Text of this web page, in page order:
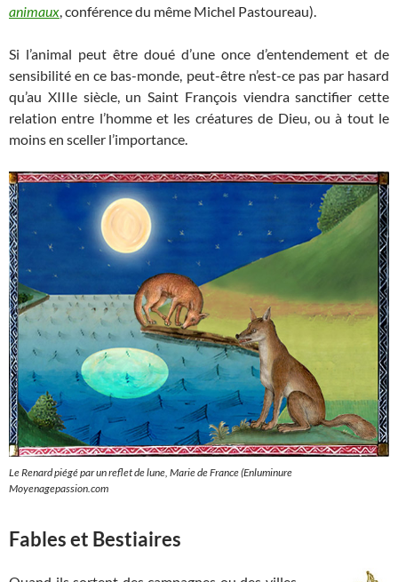
animaux, conférence du même Michel Pastoureau).
Si l’animal peut être doué d’une once d’entendement et de
sensibilité en ce bas-monde, peut-être n’est-ce pas par hasard
qu’au XIIIe siècle, un Saint François viendra sanctifier cette
relation entre l’homme et les créatures de Dieu, ou à tout le
moins en sceller l’importance.
Le Renard piégé par un reflet de lune, Marie de France (Enluminure
Moyenagepassion.com
Fables et Bestiaires